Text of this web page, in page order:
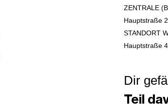
ZENTRALE
Hauptstraße
STANDORT
Hauptstraße
Dir
Teil